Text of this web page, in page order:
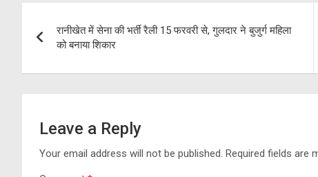
o
k
m
p
navigation
रानीखेत में सेना की भर्ती रैली 15 फरवरी से, गुलदार ने बुजुर्ग महिला
को बनाया शिकार
Leave a Reply
Your email address will not be published. Required fields are